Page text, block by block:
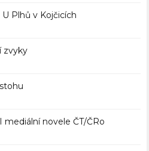
Plhů v Kojčicích
zvyky
mediální novele ČT/ČRo